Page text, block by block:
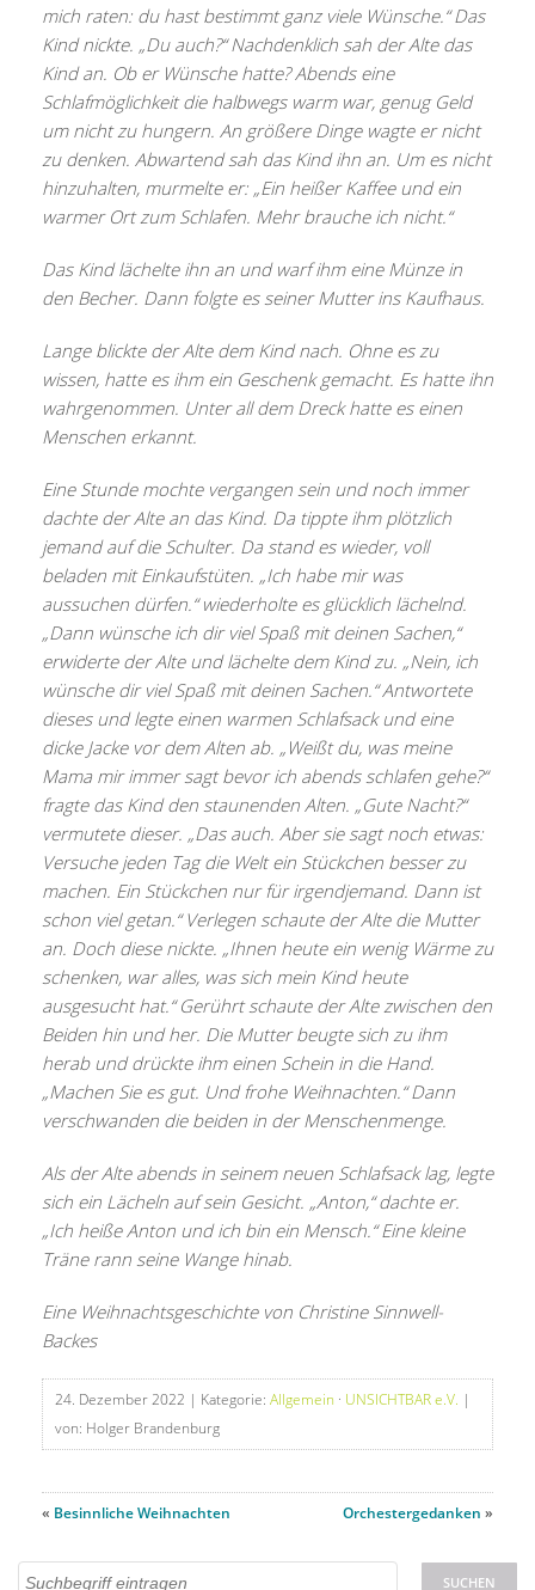
mich raten: du hast bestimmt ganz viele Wünsche.“ Das
Kind nickte. „Du auch?“ Nachdenklich sah der Alte das
Kind an. Ob er Wünsche hatte? Abends eine
Schlafmöglichkeit die halbwegs warm war, genug Geld
um nicht zu hungern. An größere Dinge wagte er nicht
zu denken. Abwartend sah das Kind ihn an. Um es nicht
hinzuhalten, murmelte er: „Ein heißer Kaffee und ein
warmer Ort zum Schlafen. Mehr brauche ich nicht.“
Das Kind lächelte ihn an und warf ihm eine Münze in
den Becher. Dann folgte es seiner Mutter ins Kaufhaus.
Lange blickte der Alte dem Kind nach. Ohne es zu
wissen, hatte es ihm ein Geschenk gemacht. Es hatte ihn
wahrgenommen. Unter all dem Dreck hatte es einen
Menschen erkannt.
Eine Stunde mochte vergangen sein und noch immer
dachte der Alte an das Kind. Da tippte ihm plötzlich
jemand auf die Schulter. Da stand es wieder, voll
beladen mit Einkaufstüten. „Ich habe mir was
aussuchen dürfen.“ wiederholte es glücklich lächelnd.
„Dann wünsche ich dir viel Spaß mit deinen Sachen,“
erwiderte der Alte und lächelte dem Kind zu. „Nein, ich
wünsche dir viel Spaß mit deinen Sachen.“ Antwortete
dieses und legte einen warmen Schlafsack und eine
dicke Jacke vor dem Alten ab. „Weißt du, was meine
Mama mir immer sagt bevor ich abends schlafen gehe?“
fragte das Kind den staunenden Alten. „Gute Nacht?“
vermutete dieser. „Das auch. Aber sie sagt noch etwas:
Versuche jeden Tag die Welt ein Stückchen besser zu
machen. Ein Stückchen nur für irgendjemand. Dann ist
schon viel getan.“ Verlegen schaute der Alte die Mutter
an. Doch diese nickte. „Ihnen heute ein wenig Wärme zu
schenken, war alles, was sich mein Kind heute
ausgesucht hat.“ Gerührt schaute der Alte zwischen den
Beiden hin und her. Die Mutter beugte sich zu ihm
herab und drückte ihm einen Schein in die Hand.
„Machen Sie es gut. Und frohe Weihnachten.“ Dann
verschwanden die beiden in der Menschenmenge.
Als der Alte abends in seinem neuen Schlafsack lag, legte
sich ein Lächeln auf sein Gesicht. „Anton,“ dachte er.
„Ich heiße Anton und ich bin ein Mensch.“ Eine kleine
Träne rann seine Wange hinab.
Eine Weihnachtsgeschichte von Christine Sinnwell-
Backes
24. Dezember 2022 | Kategorie: Allgemein · UNSICHTBAR e.V. |
von: Holger Brandenburg
« Besinnliche Weihnachten Orchestergedanken »